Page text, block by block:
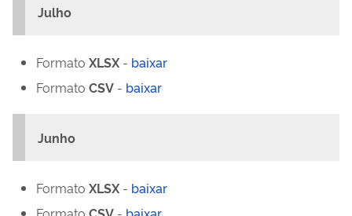
Julho
Formato XLSX - baixar
Formato CSV - baixar
Junho
Formato XLSX - baixar